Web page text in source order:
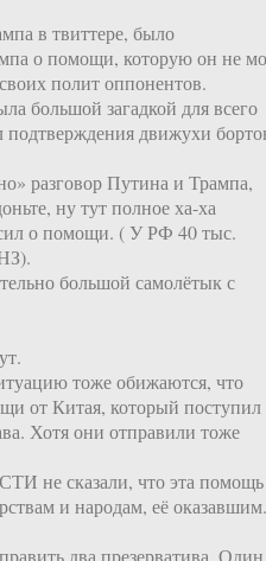
в твиттере, было
о помощи, которую он не
полит оппонентов.
большой загадкой для всего
движухи
разговор Путина и Трампа,
ну тут полное ха-ха
о помощи. ( У РФ 40 тыс.
большой самолётык с
тоже обижаются, что
от Китая, который поступил
Хотя они отправили тоже
не сказали, что эта помощь
и народам, её оказавшим.